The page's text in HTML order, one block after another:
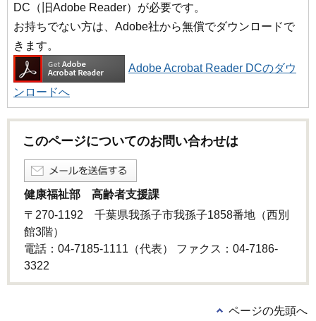
DC（旧Adobe Reader）が必要です。
お持ちでない方は、Adobe社から無償でダウンロードで
きます。
Adobe Acrobat Reader DCのダウ
ンロードへ
このページについてのお問い合わせは
健康福祉部 高齢者支援課
〒270-1192 千葉県我孫子市我孫子1858番地（西別
館3階）
電話：04-7185-1111（代表） ファクス：04-7186-
3322
ページの先頭へ